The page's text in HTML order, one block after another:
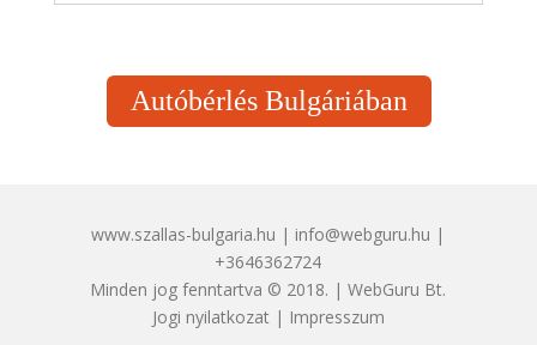
Autóbérlés Bulgáriában
www.szallas-bulgaria.hu | info@webguru.hu |
+3646362724
Minden jog fenntartva © 2018. | WebGuru Bt.
Jogi nyilatkozat| Impresszum